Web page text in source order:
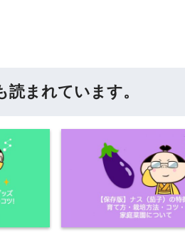
読まれています。